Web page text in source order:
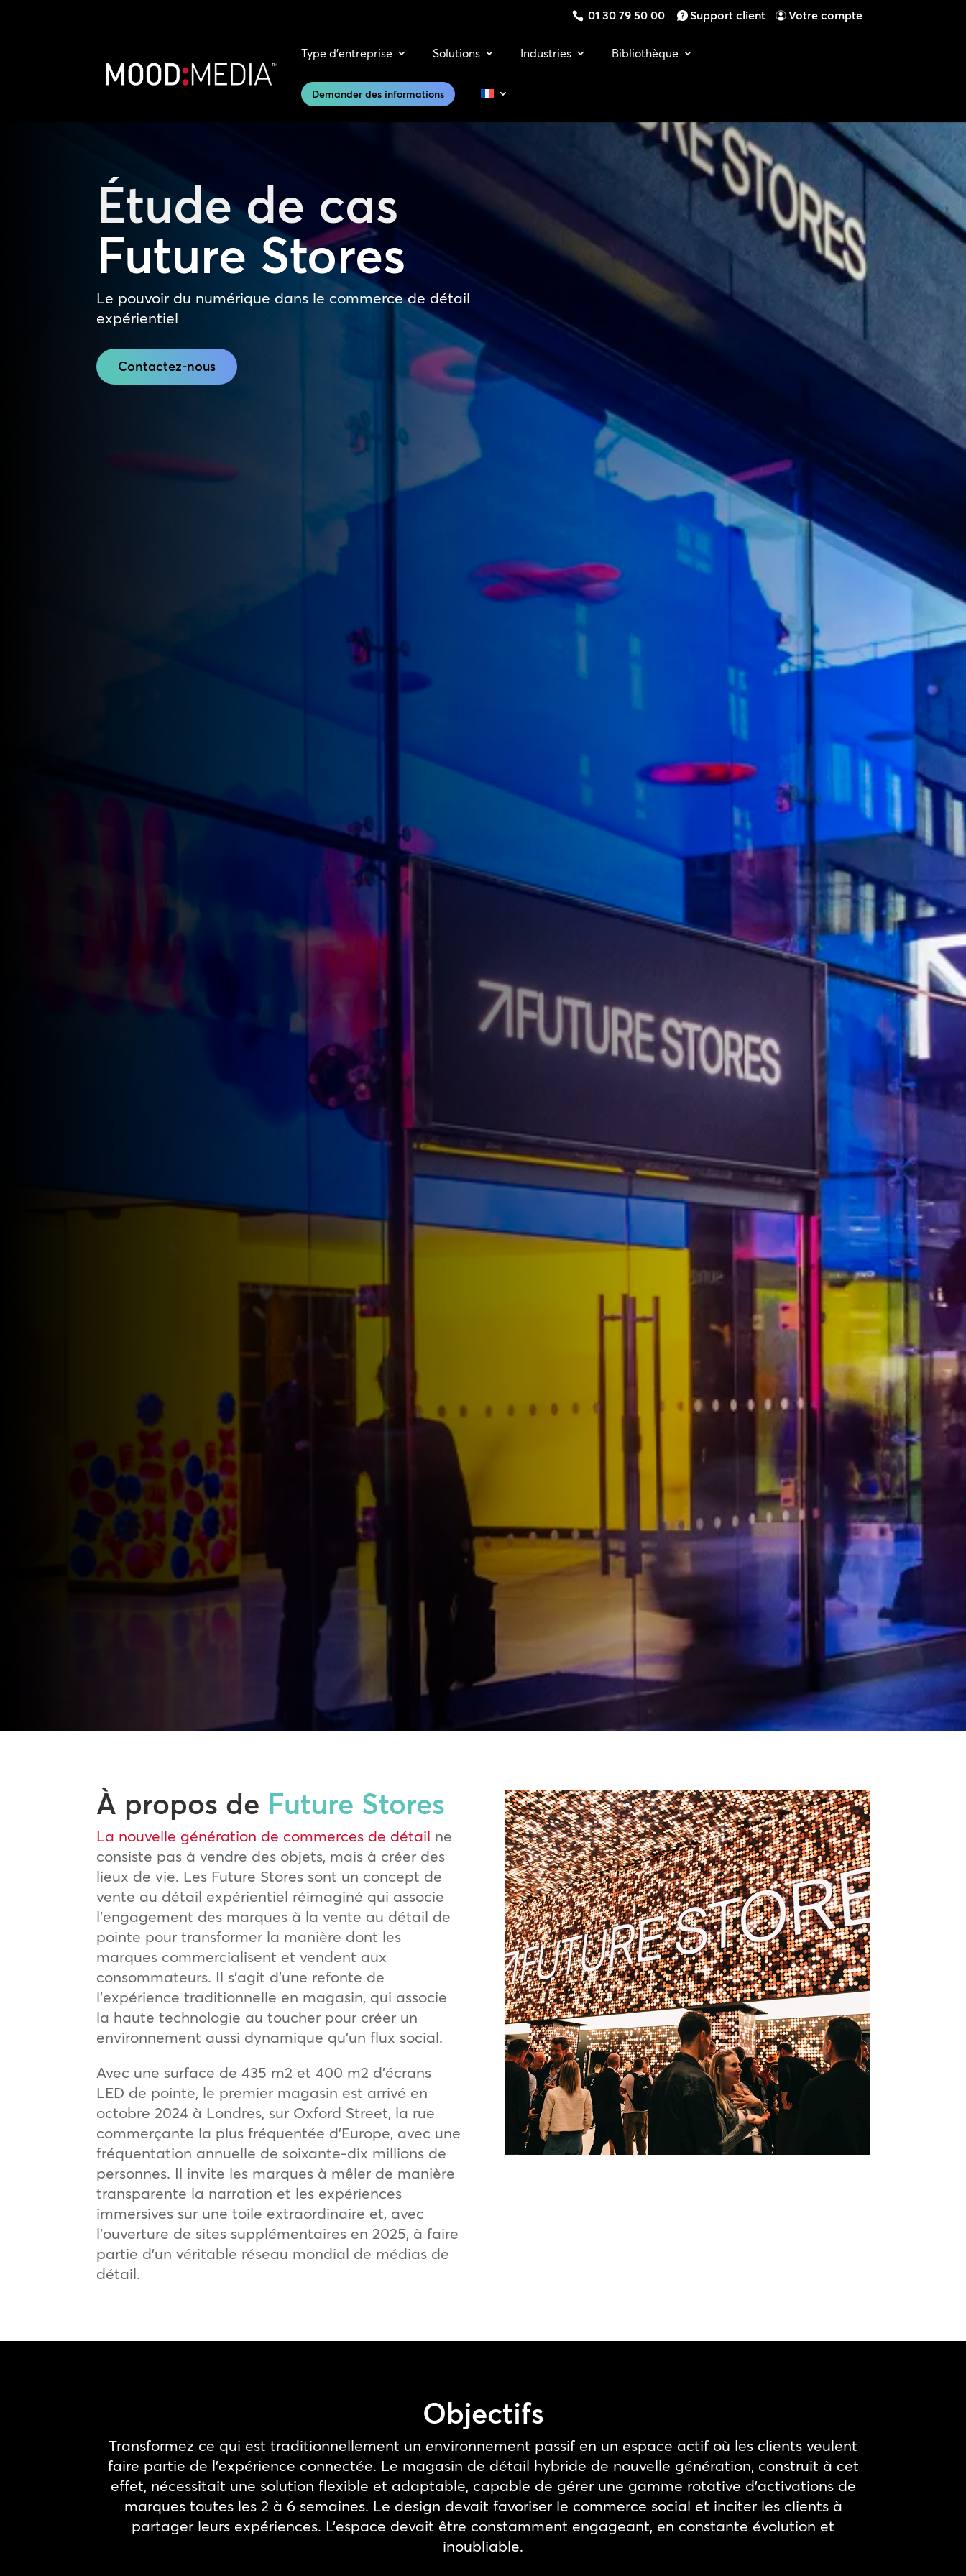
01 30 79 50 00 Support client Votre compte
Type d’entreprise Solutions Industries Bibliothèque
Demander des informations
Étude de cas
Future Stores
Le pouvoir du numérique dans le commerce de détail
expérientiel
Contactez-nous
À propos de Future Stores
La nouvelle génération de commerces de détail ne
consiste pas à vendre des objets, mais à créer des
lieux de vie. Les Future Stores sont un concept de
vente au détail expérientiel réimaginé qui associe
l’engagement des marques à la vente au détail de
pointe pour transformer la manière dont les
marques commercialisent et vendent aux
consommateurs. Il s’agit d’une refonte de
l’expérience traditionnelle en magasin, qui associe
la haute technologie au toucher pour créer un
environnement aussi dynamique qu’un flux social.
Avec une surface de 435 m2 et 400 m2 d’écrans
LED de pointe, le premier magasin est arrivé en
octobre 2024 à Londres, sur Oxford Street, la rue
commerçante la plus fréquentée d’Europe, avec une
fréquentation annuelle de soixante-dix millions de
personnes. Il invite les marques à mêler de manière
transparente la narration et les expériences
immersives sur une toile extraordinaire et, avec
l’ouverture de sites supplémentaires en 2025, à faire
partie d’un véritable réseau mondial de médias de
détail.
Objectifs
Transformez ce qui est traditionnellement un environnement passif en un espace actif où les clients veulent
faire partie de l’expérience connectée. Le magasin de détail hybride de nouvelle génération, construit à cet
effet, nécessitait une solution flexible et adaptable, capable de gérer une gamme rotative d’activations de
marques toutes les 2 à 6 semaines. Le design devait favoriser le commerce social et inciter les clients à
partager leurs expériences. L’espace devait être constamment engageant, en constante évolution et
inoubliable.